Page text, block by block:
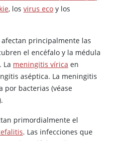
, los virus eco y los
principalmente las
el encéfalo y la médula
. La meningitis vírica en
aséptica. La meningitis
por bacterias (véase
primordialmente el
. Las infecciones que